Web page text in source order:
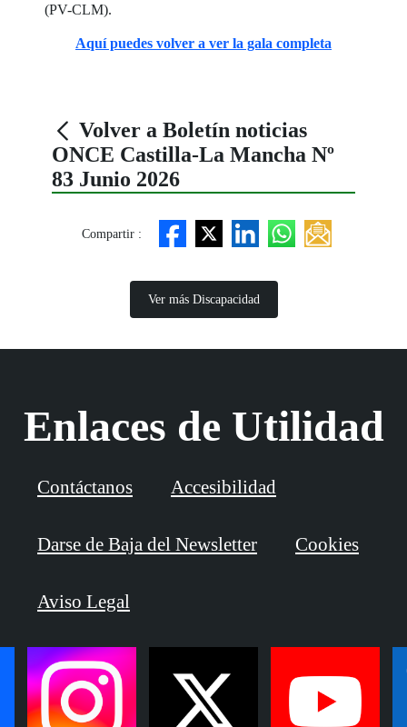
(PV-CLM).
Aquí puedes volver a ver la gala completa
Volver a Boletín noticias
ONCE Castilla-La Mancha Nº
83 Junio 2026
Compartir :
Ver más Discapacidad
Enlaces de Utilidad
Contáctanos Accesibilidad
Darse de Baja del Newsletter Cookies
Aviso Legal